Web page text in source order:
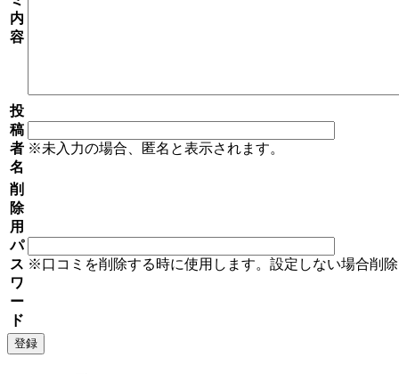
内
容
投
稿
者
名
※未入力の場合、匿名と表示されます。
削
除
用
パ
ス
ワ
ー
ド
※口コミを削除する時に使用します。設定しない場合削